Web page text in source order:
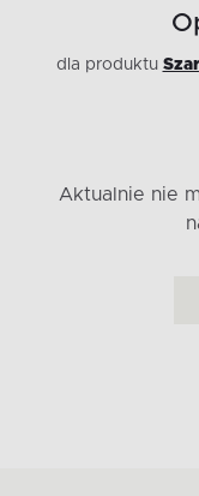
dla produktu
Aktualnie nie